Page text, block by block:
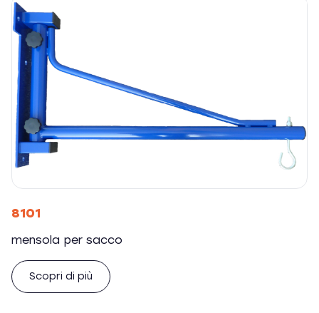
8101
mensola per sacco
Scopri di più